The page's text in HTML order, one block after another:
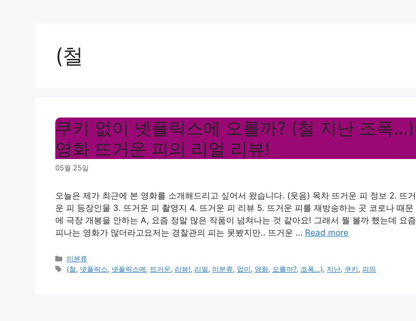
(철
쿠키 없이 넷플릭스에 오를까? (철 지난 조폭…)
영화 뜨거운 피의 리얼 리뷰!
05월 25일
오늘은 제가 최근에 본 영화를 소개해드리고 싶어서 왔습니다. (웃음) 목차 뜨거운 피 정보 2. 뜨거
운 피 등장인물 3. 뜨거운 피 촬영지 4. 뜨거운 피 리뷰 5. 뜨거운 피를 재방송하는 곳 코로나 때문
에 극장 개봉을 안하는 A, 요즘 정말 많은 작품이 넘쳐나는 것 같아요! 그래서 뭘 볼까 했는데 요즘
피나는 영화가 많더라고요저는 경찰관의 피는 못봤지만.. 뜨거운 … Read more
Categories
미분류
Tags
(철, 넷플릭스, 넷플릭스에, 뜨거운, 리뷰!, 리얼, 미분류, 없이, 영화, 오를까?, 조폭…), 지난, 쿠키,피의